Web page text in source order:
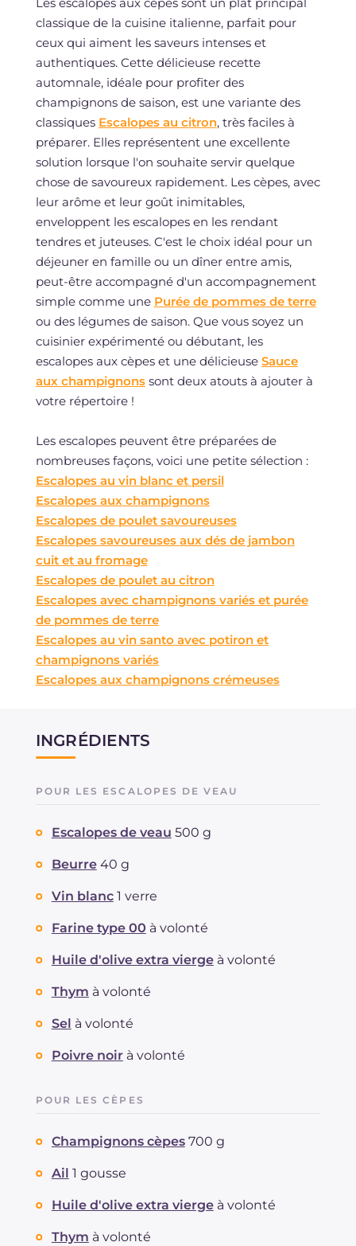
classique de la cuisine italienne, parfait pour
ceux qui aiment les saveurs intenses et
authentiques. Cette délicieuse recette
automnale, idéale pour profiter des
champignons de saison, est une variante des
classiques Escalopes au citron, très faciles à
préparer. Elles représentent une excellente
solution lorsque l'on souhaite servir quelque
chose de savoureux rapidement. Les cèpes, avec
leur arôme et leur goût inimitables,
enveloppent les escalopes en les rendant
tendres et juteuses. C'est le choix idéal pour un
déjeuner en famille ou un dîner entre amis,
peut-être accompagné d'un accompagnement
simple comme une Purée de pommes de terre
ou des légumes de saison. Que vous soyez un
cuisinier expérimenté ou débutant, les
escalopes aux cèpes et une délicieuse Sauce
aux champignonssont deux atouts à ajouter à
votre répertoire !
Les escalopes peuvent être préparées de
nombreuses façons, voici une petite sélection :
Escalopes au vin blanc et persil
Escalopes aux champignons
Escalopes de poulet savoureuses
Escalopes savoureuses aux dés de jambon
cuit et au fromage
Escalopes de poulet au citron
Escalopes avec champignons variés et purée
de pommes de terre
Escalopes au vin santo avec potiron et
champignons variés
Escalopes aux champignons crémeuses
INGRÉDIENTS
POUR LES ESCALOPES DE VEAU
Escalopes de veau 500 g
Beurre 40 g
Vin blanc 1 verre
Farine type 00 à volonté
Huile d'olive extra vierge à volonté
Thym à volonté
Sel à volonté
Poivre noir à volonté
POUR LES CÈPES
Champignons cèpes 700 g
Ail 1 gousse
Huile d'olive extra vierge à volonté
Thym à volonté